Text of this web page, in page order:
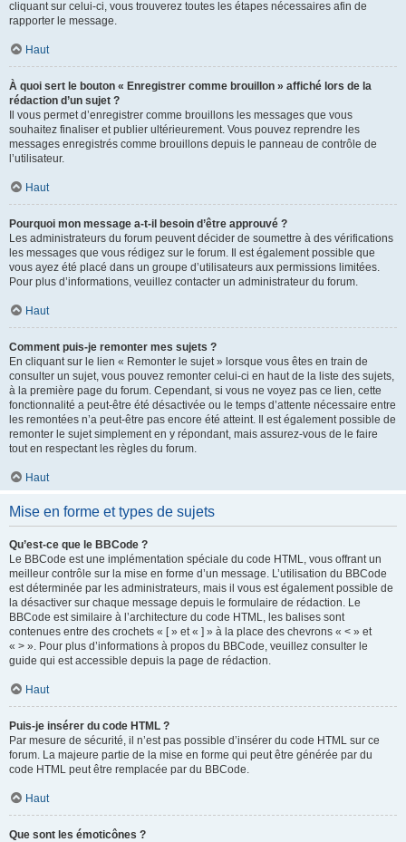
cliquant sur celui-ci, vous trouverez toutes les étapes nécessaires afin de
rapporter le message.
Haut
À quoi sert le bouton « Enregistrer comme brouillon » affiché lors de la
rédaction d’un sujet ?
Il vous permet d’enregistrer comme brouillons les messages que vous
souhaitez finaliser et publier ultérieurement. Vous pouvez reprendre les
messages enregistrés comme brouillons depuis le panneau de contrôle de
l’utilisateur.
Haut
Pourquoi mon message a-t-il besoin d’être approuvé ?
Les administrateurs du forum peuvent décider de soumettre à des vérifications
les messages que vous rédigez sur le forum. Il est également possible que
vous ayez été placé dans un groupe d’utilisateurs aux permissions limitées.
Pour plus d’informations, veuillez contacter un administrateur du forum.
Haut
Comment puis-je remonter mes sujets ?
En cliquant sur le lien « Remonter le sujet » lorsque vous êtes en train de
consulter un sujet, vous pouvez remonter celui-ci en haut de la liste des sujets,
à la première page du forum. Cependant, si vous ne voyez pas ce lien, cette
fonctionnalité a peut-être été désactivée ou le temps d’attente nécessaire entre
les remontées n’a peut-être pas encore été atteint. Il est également possible de
remonter le sujet simplement en y répondant, mais assurez-vous de le faire
tout en respectant les règles du forum.
Haut
Mise en forme et types de sujets
Qu’est-ce que le BBCode ?
Le BBCode est une implémentation spéciale du code HTML, vous offrant un
meilleur contrôle sur la mise en forme d’un message. L’utilisation du BBCode
est déterminée par les administrateurs, mais il vous est également possible de
la désactiver sur chaque message depuis le formulaire de rédaction. Le
BBCode est similaire à l’architecture du code HTML, les balises sont
contenues entre des crochets « [ » et « ] » à la place des chevrons « < » et
« > ». Pour plus d’informations à propos du BBCode, veuillez consulter le
guide qui est accessible depuis la page de rédaction.
Haut
Puis-je insérer du code HTML ?
Par mesure de sécurité, il n’est pas possible d’insérer du code HTML sur ce
forum. La majeure partie de la mise en forme qui peut être générée par du
code HTML peut être remplacée par du BBCode.
Haut
Que sont les émoticônes ?